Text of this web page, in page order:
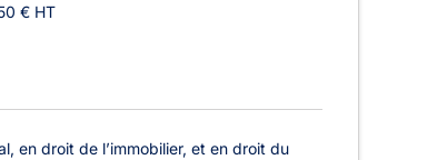
€ HT
en droit de l’immobilier, et en droit du